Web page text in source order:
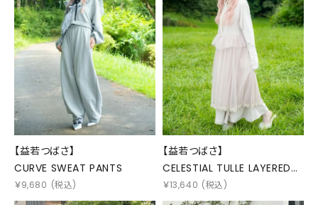
【益若つばさ】
CURVE SWEAT PANTS
￥9,680 (税込)
【益若つばさ】
CELESTIAL TULLE LAYERED
DRESS
￥13,640 (税込)